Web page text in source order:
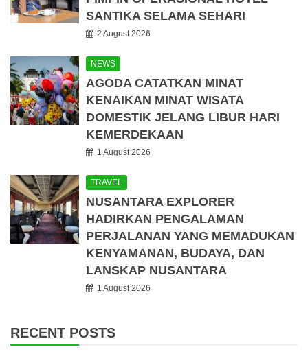
SANTIKA SELAMA SEHARI
2 August 2026
NEWS
AGODA CATATKAN MINAT
KENAIKAN MINAT WISATA
DOMESTIK JELANG LIBUR HARI
KEMERDEKAAN
1 August 2026
TRAVEL
NUSANTARA EXPLORER
HADIRKAN PENGALAMAN
PERJALANAN YANG MEMADUKAN
KENYAMANAN, BUDAYA, DAN
LANSKAP NUSANTARA
1 August 2026
RECENT POSTS